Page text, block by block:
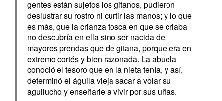
gentes están sujetos los gitanos, pudieron
deslustrar su rostro ni curtir las manos; y lo que
es más, que la crianza tosca en que se criaba
no descubría en ella sino ser nacida de
mayores prendas que de gitana, porque era en
extremo cortés y bien razonada. La abuela
conoció el tesoro que en la nieta tenía, y así,
determinó el águila vieja sacar a volar su
aguilucho y enseñarle a vivir por sus uñas.